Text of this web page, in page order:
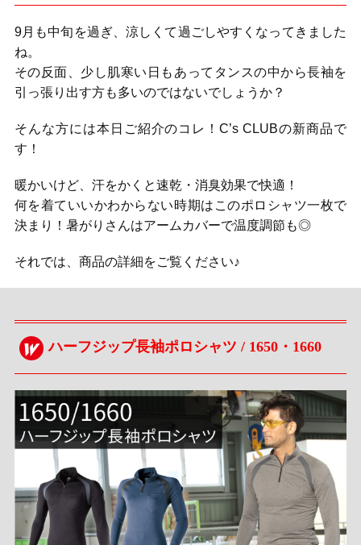
9月も中旬を過ぎ、涼しくて過ごしやすくなってきました
ね。
その反面、少し肌寒い日もあってタンスの中から長袖を
引っ張り出す方も多いのではないでしょうか？
そんな方には本日ご紹介のコレ！C’s CLUBの新商品で
す！
暖かいけど、汗をかくと速乾・消臭効果で快適！
何を着ていいかわからない時期はこのポロシャツ一枚で
決まり！暑がりさんはアームカバーで温度調節も◎
それでは、商品の詳細をご覧ください♪
ハーフジップ長袖ポロシャツ / 1650・1660